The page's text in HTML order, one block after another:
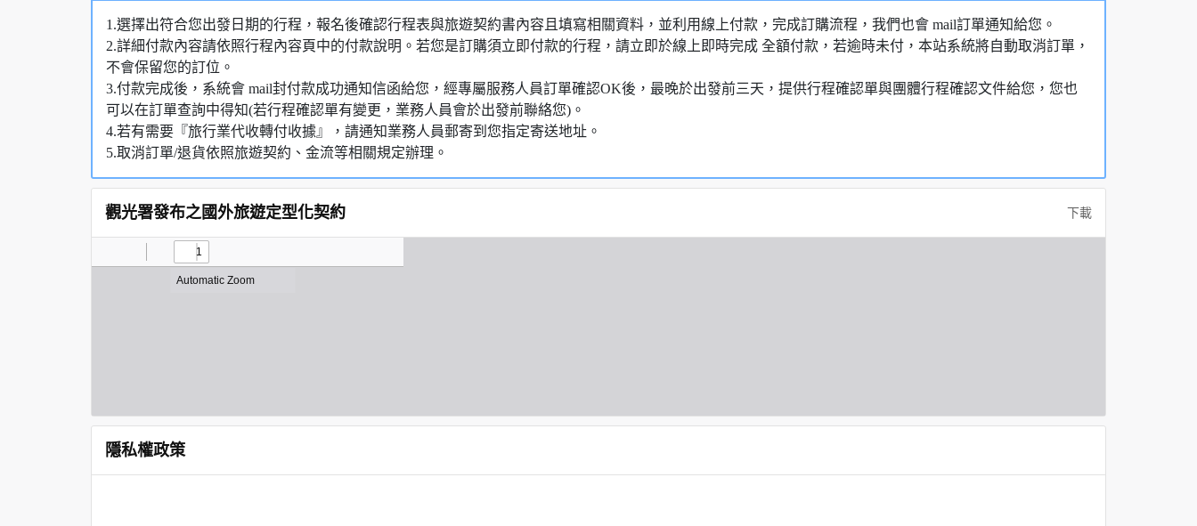
1.選擇出符合您出發日期的行程，報名後確認行程表與旅遊契約書內容且填寫相關資料，並利用線上付款，完成訂購流程，我們也會 mail訂單通知給您。
2.詳細付款內容請依照行程內容頁中的付款說明。若您是訂購須立即付款的行程，請立即於線上即時完成 全額付款，若逾時未付，本站系統將自動取消訂單，
不會保留您的訂位。
3.付款完成後，系統會 mail封付款成功通知信函給您，經專屬服務人員訂單確認OK後，最晚於出發前三天，提供行程確認單與團體行程確認文件給您，您也
可以在訂單查詢中得知(若行程確認單有變更，業務人員會於出發前聯絡您)。
4.若有需要『旅行業代收轉付收據』，請通知業務人員郵寄到您指定寄送地址。
5.取消訂單/退貨依照旅遊契約、金流等相關規定辦理。
觀光署發布之國外旅遊定型化契約 下載
隱私權政策